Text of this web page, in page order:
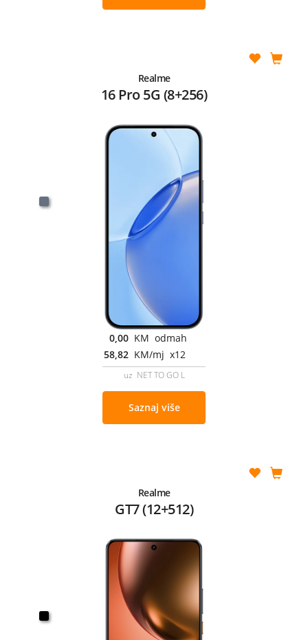
Realme
16 Pro 5G (8+256)
0,00 KM odmah
58,82 KM/mj x12
uz NET TO GO L
Saznaj više
Realme
GT7 (12+512)